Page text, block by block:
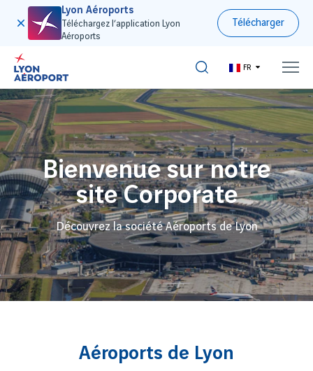
Lyon Aéroports
Téléchargez l’application Lyon
Aéroports
Télécharger
FR
Bienvenue sur notre
site Corporate
Découvrez la société Aéroports de Lyon
Aéroports de Lyon